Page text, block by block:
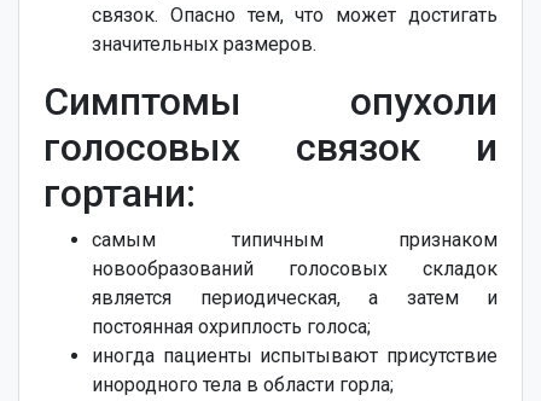
связок. Опасно тем, что может достигать
значительных размеров.
Симптомы опухоли
голосовых связок и
гортани:
самым типичным признаком
новообразований голосовых складок
является периодическая, а затем и
постоянная охриплость голоса;
иногда пациенты испытывают присутствие
инородного тела в области горла;